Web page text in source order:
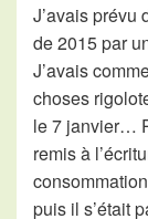
J’avais prévu
de 2015 par
J’avais
choses
le 7 janvier…
remis à
puis il s’était